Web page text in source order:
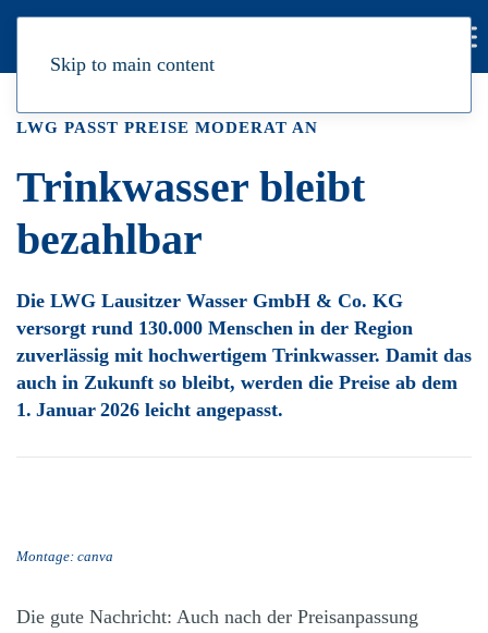
Skip to main content
LWG PASST PREISE MODERAT AN
Trinkwasser bleibt
bezahlbar
Die LWG Lausitzer Wasser GmbH & Co. KG
versorgt rund 130.000 Menschen in der Region
zuverlässig mit hochwertigem Trinkwasser. Damit das
auch in Zukunft so bleibt, werden die Preise ab dem
1. Januar 2026 leicht angepasst.
Montage: canva
Die gute Nachricht: Auch nach der Preisanpassung